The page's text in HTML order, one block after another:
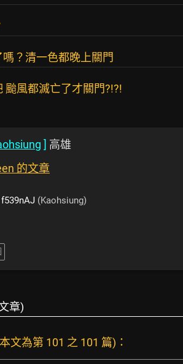
？清一色都晚上關門
颱風都滅亡了才關門?!?!
] 高雄
的文章
(Kaohsiung)
章)
文為第 101 之 101 篇)：